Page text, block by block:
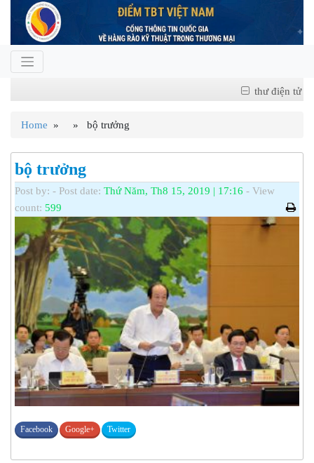
thư điện tử
Home » » bộ trưởng
bộ trưởng
Post by: - Post date: Thứ Năm, Th8 15, 2019 | 17:16 - View
count: 599
Facebook Google+ Twitter